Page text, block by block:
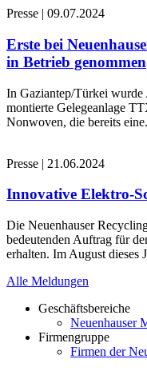
Presse | 09.07.2024
Erste bei
in Betrieb genommen
In Gaziantep/Türkei wurde
montierte Gelegeanlage
Nonwoven, die bereits
Presse | 21.06.2024
Innovative Elektro-
Die Neuenhauser
bedeutenden Auftrag für
erhalten. Im August dieses
Alle Meldungen
Geschäftsbereiche
Neuenhauser
Firmengruppe
Firmen der